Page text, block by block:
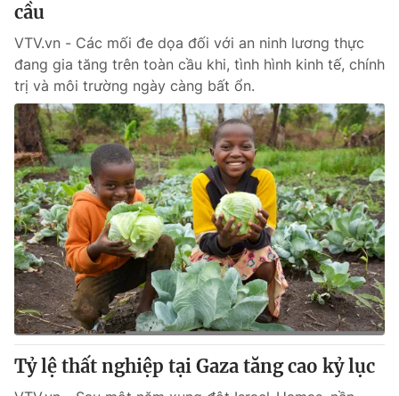
cầu
VTV.vn - Các mối đe dọa đối với an ninh lương thực
đang gia tăng trên toàn cầu khi, tình hình kinh tế, chính
trị và môi trường ngày càng bất ổn.
Tỷ lệ thất nghiệp tại Gaza tăng cao kỷ lục